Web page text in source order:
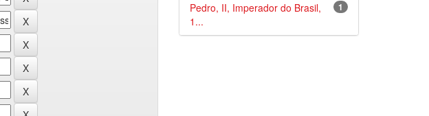
1
Pedro, II, Imperador do Brasil,
1...